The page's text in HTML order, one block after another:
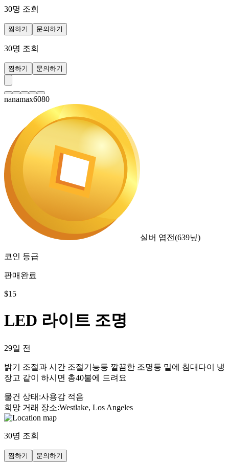
30명 조회
찜하기 문의하기
30명 조회
찜하기 문의하기
nanamax6080
실버 엽전(639닢)
코인 등급
판매완료
$15
LED 라이트 조명
29일 전
밝기 조절과 시간 조절기능등 깔끔한 조명등 밑에 침대다이 냉
장고 같이 하시면 총40불에 드려요
물건 상태 :사용감 적음
희망 거래 장소:Westlake, Los Angeles
30명 조회
찜하기 문의하기